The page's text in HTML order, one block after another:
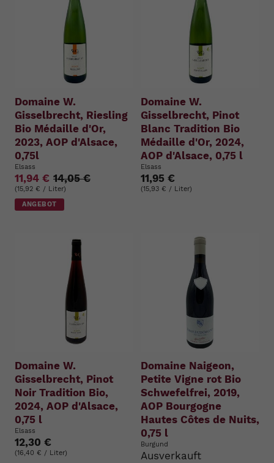
Domaine W.
Gisselbrecht, Riesling
Bio Médaille d'Or,
2023, AOP d'Alsace,
0,75l
Elsass
11,94 € 14,05 €
(15,92 € / Liter)
ANGEBOT
Domaine W.
Gisselbrecht, Pinot
Blanc Tradition Bio
Médaille d'Or, 2024,
AOP d'Alsace, 0,75 l
Elsass
11,95 €
(15,93 € / Liter)
Domaine W.
Gisselbrecht, Pinot
Noir Tradition Bio,
2024, AOP d'Alsace,
0,75 l
Elsass
12,30 €
(16,40 € / Liter)
Domaine Naigeon,
Petite Vigne rot Bio
Schwefelfrei, 2019,
AOP Bourgogne
Hautes Côtes de Nuits,
0,75 l
Burgund
Ausverkauft